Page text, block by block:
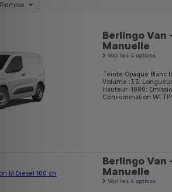
Remise
Berlingo Van
Manuelle
Voir les 4 options
Teinte Opaque Blanc
Volume :3,3;
Hauteur :1880;
Consommation
Berlingo Van
Manuelle
Voir les 4 options